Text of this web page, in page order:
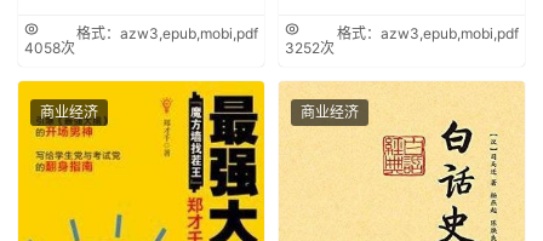
4058次
格式：azw3,epub,mobi,pdf
3252次
格式：azw3,epub,mobi,pdf
商业经济 商业经济